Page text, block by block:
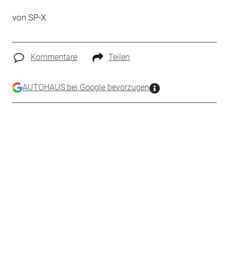
von SP-X
Kommentare Teilen
AUTOHAUS bei Google bevorzugen